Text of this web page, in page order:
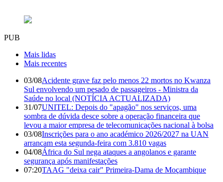
PUB
Mais lidas
Mais recentes
03/08Acidente grave faz pelo menos 22 mortos no Kwanza
Sul envolvendo um pesado de passageiros - Ministra da
Saúde no local (NOTÍCIA ACTUALIZADA)
31/07UNITEL: Depois do "apagão" nos serviços, uma
sombra de dúvida desce sobre a operação financeira que
levou a maior empresa de telecomunicações nacional à bolsa
03/08Inscrições para o ano académico 2026/2027 na UAN
arrancam esta segunda-feira com 3.810 vagas
04/08África do Sul nega ataques a angolanos e garante
segurança após manifestações
07:20TAAG "deixa cair" Primeira-Dama de Moçambique